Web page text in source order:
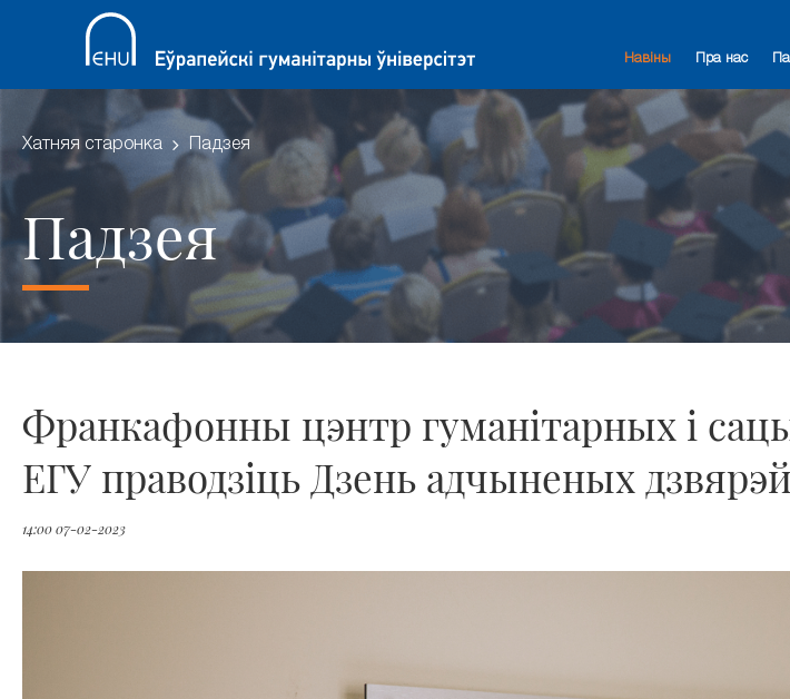
Навіны Пра нас
Хатняя старонка Падзея
Падзея
Франкафонны цэнтр гуманітарных і
ЕГУ праводзіць Дзень адчыненых дзвярэй
14:00 07-02-2023